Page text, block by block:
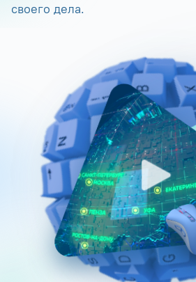
своего дела.